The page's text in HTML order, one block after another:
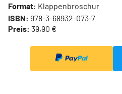
Format: Klappenbroschur
ISBN: 978-3-68932-073-7
Preis: 39,90 €